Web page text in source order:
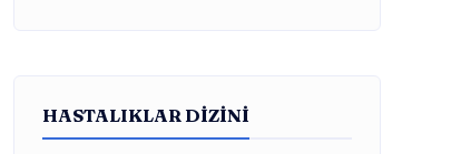
HASTALIKLAR DIZINI